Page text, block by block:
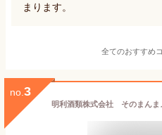
まります。
全てのおすすめ
no. 3